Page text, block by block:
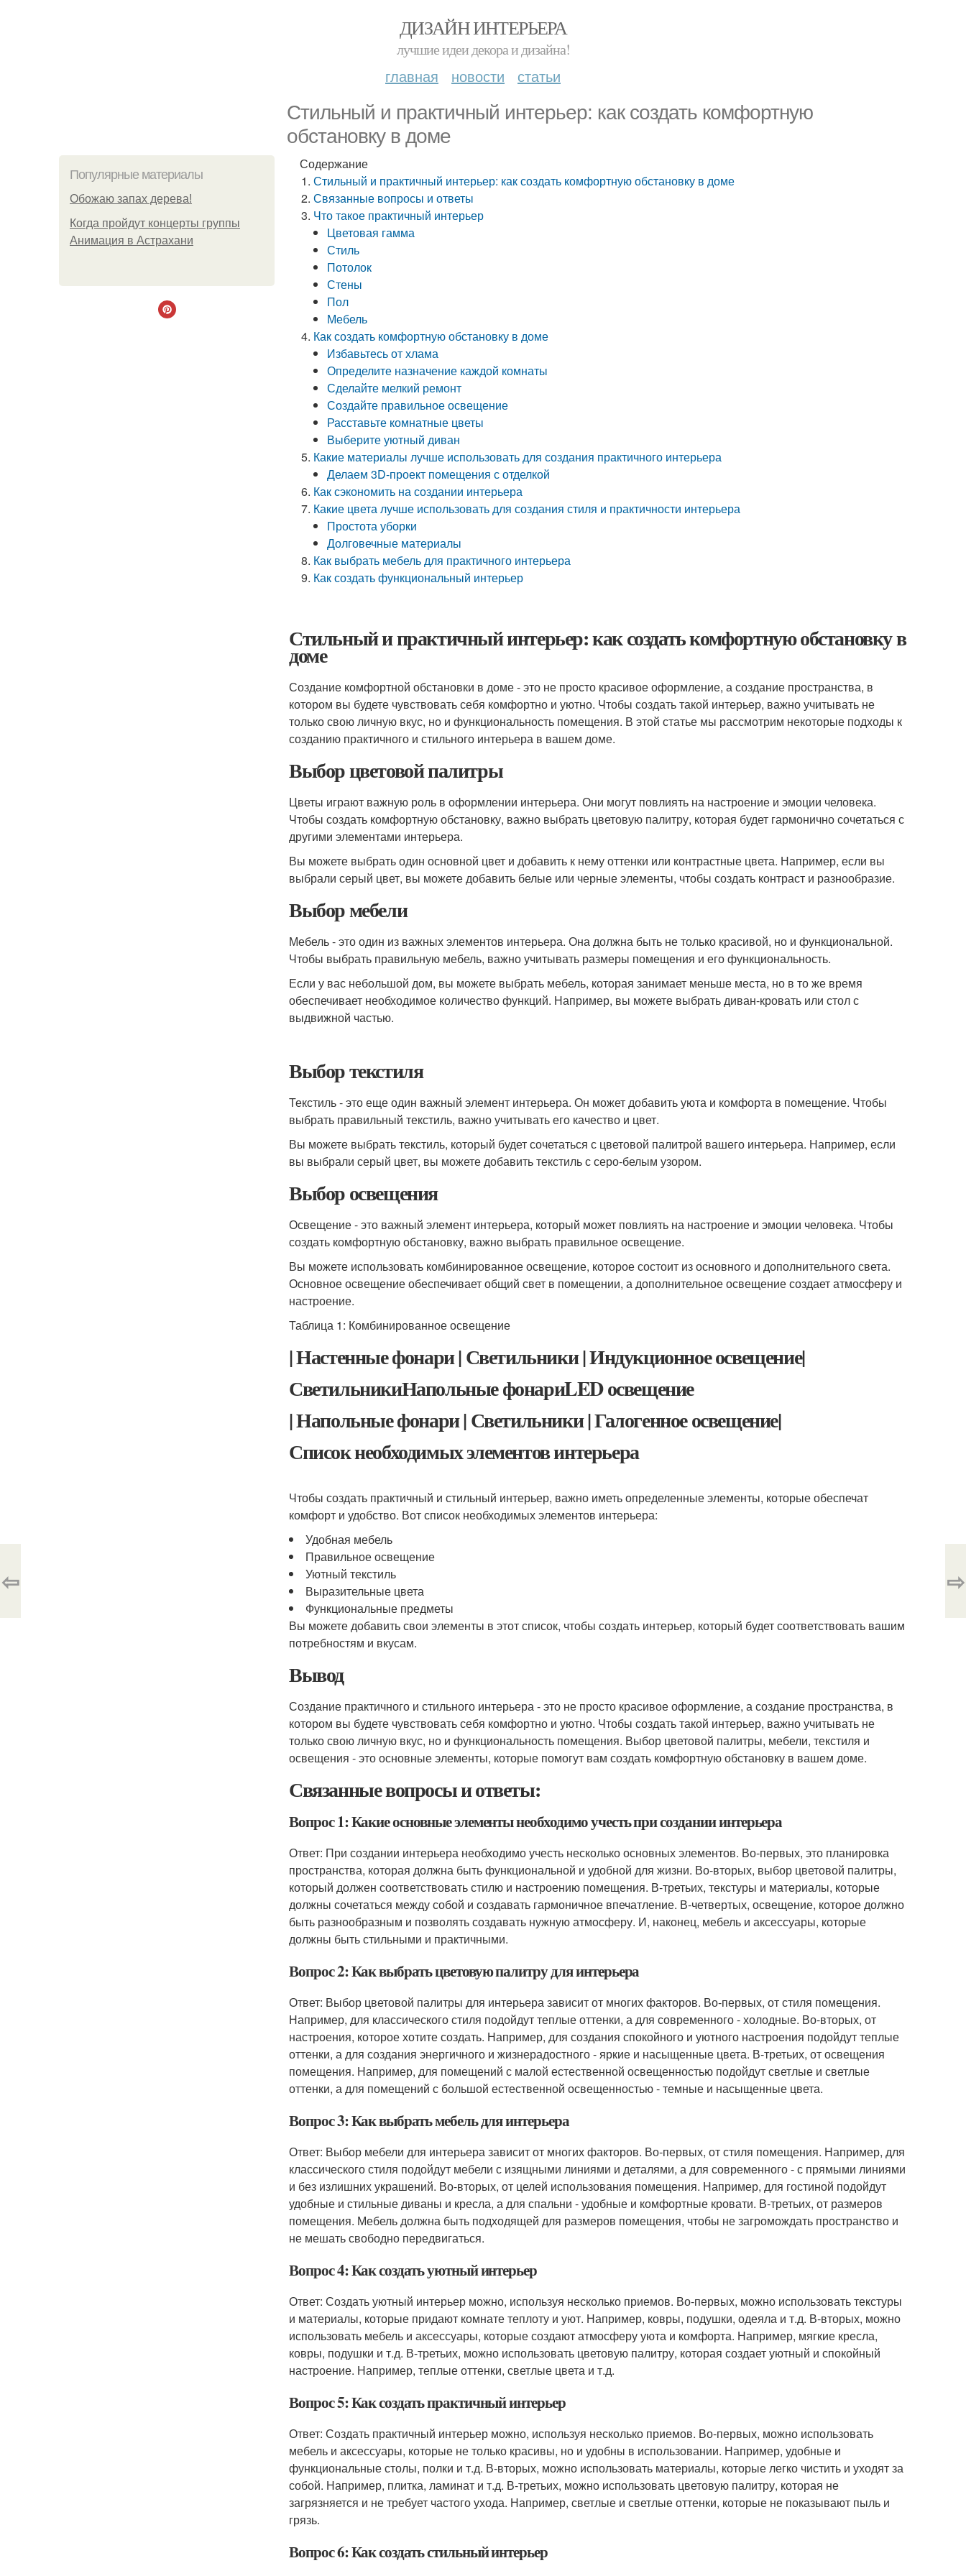
ДИЗАЙН ИНТЕРЬЕРА
лучшие идеи декора и дизайна!
главная новости статьи
Стильный и практичный интерьер: как создать комфортную
обстановку в доме
Популярные материалы
Обожaю зaпах деpева!
Когда пройдут концерты группы
Анимация в Астрахани
Содержание
Стильный и практичный интерьер: как создать комфортную обстановку в доме
Связанные вопросы и ответы
Что такое практичный интерьер
Цветовая гамма
Стиль
Потолок
Стены
Пол
Мебель
Как создать комфортную обстановку в доме
Избавьтесь от хлама
Определите назначение каждой комнаты
Сделайте мелкий ремонт
Создайте правильное освещение
Расставьте комнатные цветы
Выберите уютный диван
Какие материалы лучше использовать для создания практичного интерьера
Делаем 3D-проект помещения с отделкой
Как сэкономить на создании интерьера
Какие цвета лучше использовать для создания стиля и практичности интерьера
Простота уборки
Долговечные материалы
Как выбрать мебель для практичного интерьера
Как создать функциональный интерьер
Стильный и практичный интерьер: как создать комфортную обстановку в
доме
Создание комфортной обстановки в доме - это не просто красивое оформление, а создание пространства, в
котором вы будете чувствовать себя комфортно и уютно. Чтобы создать такой интерьер, важно учитывать не
только свою личную вкус, но и функциональность помещения. В этой статье мы рассмотрим некоторые подходы к
созданию практичного и стильного интерьера в вашем доме.
Выбор цветовой палитры
Цветы играют важную роль в оформлении интерьера. Они могут повлиять на настроение и эмоции человека.
Чтобы создать комфортную обстановку, важно выбрать цветовую палитру, которая будет гармонично сочетаться с
другими элементами интерьера.
Вы можете выбрать один основной цвет и добавить к нему оттенки или контрастные цвета. Например, если вы
выбрали серый цвет, вы можете добавить белые или черные элементы, чтобы создать контраст и разнообразие.
Выбор мебели
Мебель - это один из важных элементов интерьера. Она должна быть не только красивой, но и функциональной.
Чтобы выбрать правильную мебель, важно учитывать размеры помещения и его функциональность.
Если у вас небольшой дом, вы можете выбрать мебель, которая занимает меньше места, но в то же время
обеспечивает необходимое количество функций. Например, вы можете выбрать диван-кровать или стол с
выдвижной частью.
Выбор текстиля
Текстиль - это еще один важный элемент интерьера. Он может добавить уюта и комфорта в помещение. Чтобы
выбрать правильный текстиль, важно учитывать его качество и цвет.
Вы можете выбрать текстиль, который будет сочетаться с цветовой палитрой вашего интерьера. Например, если
вы выбрали серый цвет, вы можете добавить текстиль с серо-белым узором.
Выбор освещения
Освещение - это важный элемент интерьера, который может повлиять на настроение и эмоции человека. Чтобы
создать комфортную обстановку, важно выбрать правильное освещение.
Вы можете использовать комбинированное освещение, которое состоит из основного и дополнительного света.
Основное освещение обеспечивает общий свет в помещении, а дополнительное освещение создает атмосферу и
настроение.
Таблица 1: Комбинированное освещение
| Настенные фонари | Светильники | Индукционное освещение|
СветильникиНапольные фонариLED освещение
| Напольные фонари | Светильники | Галогенное освещение|
Список необходимых элементов интерьера
Чтобы создать практичный и стильный интерьер, важно иметь определенные элементы, которые обеспечат
комфорт и удобство. Вот список необходимых элементов интерьера:
Удобная мебель
Правильное освещение
Уютный текстиль
Выразительные цвета
Функциональные предметы
Вы можете добавить свои элементы в этот список, чтобы создать интерьер, который будет соответствовать вашим
потребностям и вкусам.
Вывод
Создание практичного и стильного интерьера - это не просто красивое оформление, а создание пространства, в
котором вы будете чувствовать себя комфортно и уютно. Чтобы создать такой интерьер, важно учитывать не
только свою личную вкус, но и функциональность помещения. Выбор цветовой палитры, мебели, текстиля и
освещения - это основные элементы, которые помогут вам создать комфортную обстановку в вашем доме.
Связанные вопросы и ответы:
Вопрос 1: Какие основные элементы необходимо учесть при создании интерьера
Ответ: При создании интерьера необходимо учесть несколько основных элементов. Во-первых, это планировка
пространства, которая должна быть функциональной и удобной для жизни. Во-вторых, выбор цветовой палитры,
который должен соответствовать стилю и настроению помещения. В-третьих, текстуры и материалы, которые
должны сочетаться между собой и создавать гармоничное впечатление. В-четвертых, освещение, которое должно
быть разнообразным и позволять создавать нужную атмосферу. И, наконец, мебель и аксессуары, которые
должны быть стильными и практичными.
Вопрос 2: Как выбрать цветовую палитру для интерьера
Ответ: Выбор цветовой палитры для интерьера зависит от многих факторов. Во-первых, от стиля помещения.
Например, для классического стиля подойдут теплые оттенки, а для современного - холодные. Во-вторых, от
настроения, которое хотите создать. Например, для создания спокойного и уютного настроения подойдут теплые
оттенки, а для создания энергичного и жизнерадостного - яркие и насыщенные цвета. В-третьих, от освещения
помещения. Например, для помещений с малой естественной освещенностью подойдут светлые и светлые
оттенки, а для помещений с большой естественной освещенностью - темные и насыщенные цвета.
Вопрос 3: Как выбрать мебель для интерьера
Ответ: Выбор мебели для интерьера зависит от многих факторов. Во-первых, от стиля помещения. Например, для
классического стиля подойдут мебели с изящными линиями и деталями, а для современного - с прямыми линиями
и без излишних украшений. Во-вторых, от целей использования помещения. Например, для гостиной подойдут
удобные и стильные диваны и кресла, а для спальни - удобные и комфортные кровати. В-третьих, от размеров
помещения. Мебель должна быть подходящей для размеров помещения, чтобы не загромождать пространство и
не мешать свободно передвигаться.
Вопрос 4: Как создать уютный интерьер
Ответ: Создать уютный интерьер можно, используя несколько приемов. Во-первых, можно использовать текстуры
и материалы, которые придают комнате теплоту и уют. Например, ковры, подушки, одеяла и т.д. В-вторых, можно
использовать мебель и аксессуары, которые создают атмосферу уюта и комфорта. Например, мягкие кресла,
ковры, подушки и т.д. В-третьих, можно использовать цветовую палитру, которая создает уютный и спокойный
настроение. Например, теплые оттенки, светлые цвета и т.д.
Вопрос 5: Как создать практичный интерьер
Ответ: Создать практичный интерьер можно, используя несколько приемов. Во-первых, можно использовать
мебель и аксессуары, которые не только красивы, но и удобны в использовании. Например, удобные и
функциональные столы, полки и т.д. В-вторых, можно использовать материалы, которые легко чистить и уходят за
собой. Например, плитка, ламинат и т.д. В-третьих, можно использовать цветовую палитру, которая не
загрязняется и не требует частого ухода. Например, светлые и светлые оттенки, которые не показывают пыль и
грязь.
Вопрос 6: Как создать стильный интерьер
⇦ ⇨